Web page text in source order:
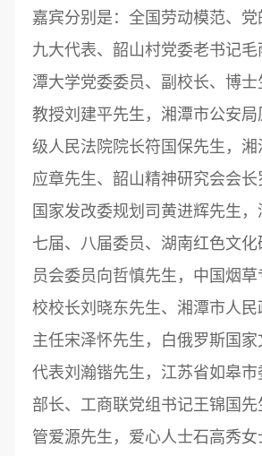
嘉宾分别是：全国劳动模范、
九大代表、韶山村党委老书记毛
潭大学党委委员、副校长、博
教授刘建平先生，湘潭市公安
级人民法院院长符国保先生，湘
应章先生、韶山精神研究会会长
国家发改委规划司黄进辉先生
七届、八届委员、湖南红色文
员会委员向哲慎先生，中国烟
校校长刘晓东先生、湘潭市人
主任宋泽怀先生，白俄罗斯国家
代表刘瀚锴先生，江苏省如皋市
部长、工商联党组书记王锦国
管爱源先生，爱心人士石高秀